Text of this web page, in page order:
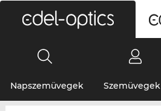
Napszemüvegek Szemüvegek